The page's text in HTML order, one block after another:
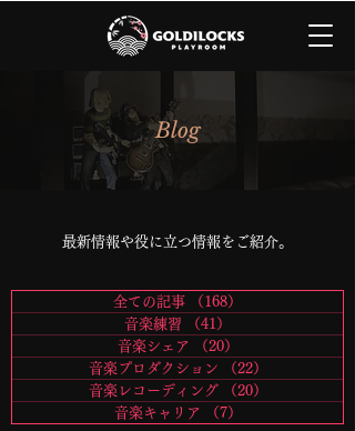
Blog
​最新情報や役に立つ情報をご紹介。
全ての記事 （168）
音楽練習
（41）
音楽シェア
（20）
音楽プロダクション
（22）
音楽レコーディング
（20）
音楽キャリア
（7）